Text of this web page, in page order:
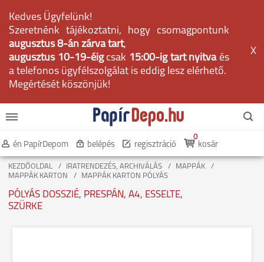
Kedves Ügyfelünk!
Szeretnénk tájékoztatni, hogy csomagpontunk
augusztus 8-án zárva tart,
augusztus 10-19-éig csak 15:00-ig tart nyitvaés
a telefonos ügyfélszolgálat is eddig lesz elérhető.
Megértését köszönjük!
X
én PapírDepom belépés regisztráció kosár
0
KEZDŐOLDAL IRATRENDEZÉS, ARCHIVÁLÁS
MAPPÁK
MAPPÁK KARTON
MAPPÁK KARTON PÓLYÁS
PÓLYÁS DOSSZIÉ, PRESPÁN, A4, ESSELTE,
SZÜRKE